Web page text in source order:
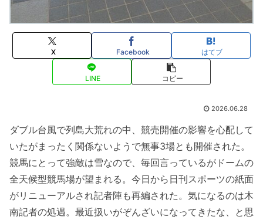
X Facebook はてブ
LINE コピー
2026.06.28
ダブル台風で列島大荒れの中、競売開催の影響を心配して
いたがまったく関係ないようで無事3場とも開催された。
競馬にとって強敵は雪なので、毎回言っているがドームの
全天候型競馬場が望まれる。今日から日刊スポーツの紙面
がリニューアルされ記者陣も再編された。気になるのは木
南記者の処遇。最近扱いがぞんざいになってきたな、と思